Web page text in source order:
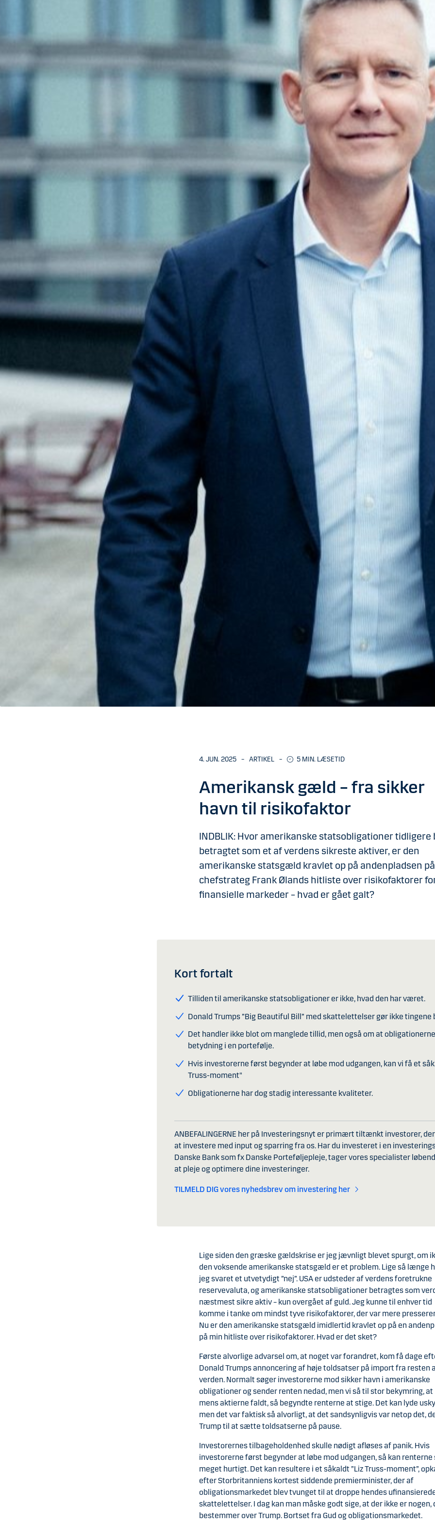
4. JUN. 2025 – ARTIKEL – 5 MIN. LÆSETID
Amerikansk gæld – fra sikker
havn til risikofaktor
INDBLIK: Hvor amerikanske statsobligationer tidligere
betragtet som et af verdens sikreste aktiver, er den
amerikanske statsgæld kravlet op på andenpladsen på
chefstrateg Frank Ølands hitliste over risikofaktorer
finansielle markeder – hvad er gået galt?
Kort fortalt
Tilliden til amerikanske statsobligationer er ikke, hvad den har været.
Donald Trumps ”Big Beautiful Bill” med skattelettelser gør ikke tingene
Det handler ikke blot om manglede tillid, men også om at
betydning i en portefølje.
Hvis investorerne først begynder at løbe mod udgangen, kan vi få et
Truss-moment"
Obligationerne har dog stadig interessante kvaliteter.
ANBEFALINGERNE her på Investeringsnyt er primært tiltænkt investorer,
at investere med input og sparring fra os. Har du investeret i en
Danske Bank som fx Danske Porteføljepleje, tager vores specialister
at pleje og optimere dine investeringer.
TILMELD DIG vores nyhedsbrev om investering her
Lige siden den græske gældskrise er jeg jævnligt blevet spurgt, om
den voksende amerikanske statsgæld er et problem. Lige så længe
jeg svaret et utvetydigt ”nej”. USA er udsteder af verdens foretrukne
reservevaluta, og amerikanske statsobligationer betragtes som
næstmest sikre aktiv – kun overgået af guld. Jeg kunne til enhver tid
komme i tanke om mindst tyve risikofaktorer, der var mere
Nu er den amerikanske statsgæld imidlertid kravlet op på en
på min hitliste over risikofaktorer. Hvad er det sket?
Første alvorlige advarsel om, at noget var forandret, kom få dage
Donald Trumps annoncering af høje toldsatser på import fra resten
verden. Normalt søger investorerne mod sikker havn i amerikanske
obligationer og sender renten nedad, men vi så til stor bekymring, at
mens aktierne faldt, så begyndte renterne at stige. Det kan lyde
men det var faktisk så alvorligt, at det sandsynligvis var netop det,
Trump til at sætte toldsatserne på pause.
Investorernes tilbageholdenhed skulle nødigt afløses af panik. Hvis
investorerne først begynder at løbe mod udgangen, så kan renterne
meget hurtigt. Det kan resultere i et såkaldt ”Liz Truss-moment”,
efter Storbritanniens kortest siddende premierminister, der af
obligationsmarkedet blev tvunget til at droppe hendes
skattelettelser. I dag kan man måske godt sige, at der ikke er nogen,
bestemmer over Trump. Bortset fra Gud og obligationsmarkedet.